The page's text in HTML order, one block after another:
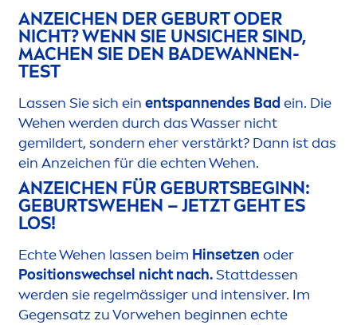
ANZEICHEN DER GEBURT ODER
NICHT? WENN SIE UNSICHER SIND,
MACHEN SIE DEN BADEWANNEN-
TEST
Lassen Sie sich ein entspannendes Badein. Die
Wehen werden durch das Wasser nicht
gemildert, sondern eher verstärkt? Dann ist das
ein Anzeichen für die echten Wehen.
ANZEICHEN FÜR GEBURTSBEGINN:
GEBURTSWEHEN – JETZT GEHT ES
LOS!
Echte Wehen lassen beim Hinsetzen oder
Positionswechsel nicht nach.Stattdessen
werden sie regelmässiger und intensiver. Im
Gegensatz zu Vorwehen beginnen echte